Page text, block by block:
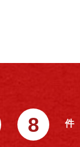
8